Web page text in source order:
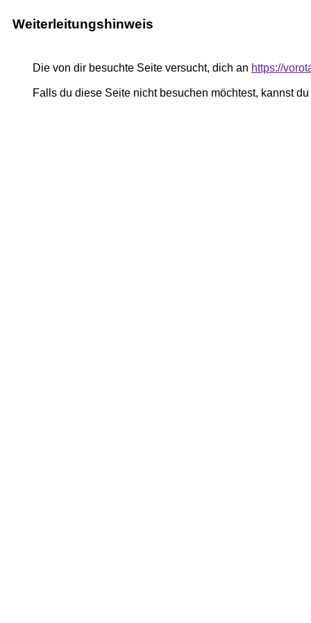
Weiterleitungshinweis
Die von dir besuchte Seite versucht, dich an https://
Falls du diese Seite nicht besuchen möchtest, kannst du